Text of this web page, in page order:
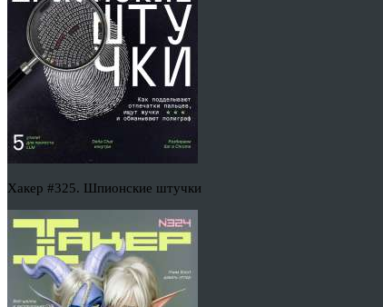
Хакер #325. Шпионские штучки